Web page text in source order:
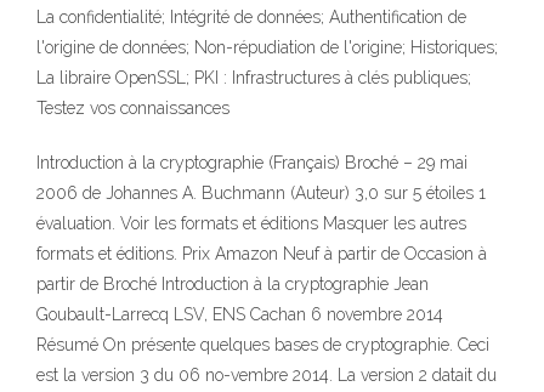
La confidentialité; Intégrité de données; Authentification de
l'origine de données; Non-répudiation de l'origine; Historiques;
La libraire OpenSSL; PKI : Infrastructures à clés publiques;
Testez vos connaissances
Introduction à la cryptographie (Français) Broché – 29 mai
2006 de Johannes A. Buchmann (Auteur) 3,0 sur 5 étoiles 1
évaluation. Voir les formats et éditions Masquer les autres
formats et éditions. Prix Amazon Neuf à partir de Occasion à
partir de Broché Introduction à la cryptographie Jean
Goubault-Larrecq LSV, ENS Cachan 6 novembre 2014
Résumé On présente quelques bases de cryptographie. Ceci
est la version 3 du 06 no-vembre 2014. La version 2 datait du